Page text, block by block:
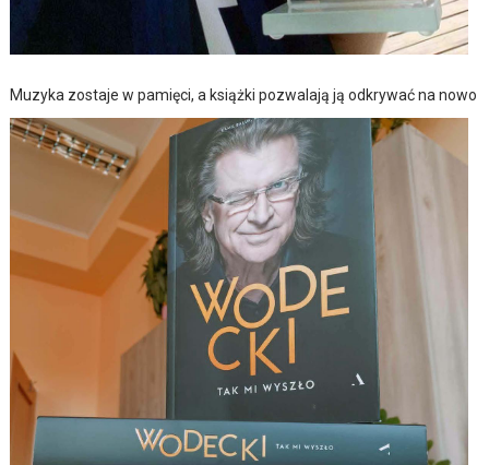
Muzyka zostaje w pamięci, a książki pozwalają ją odkrywać na nowo